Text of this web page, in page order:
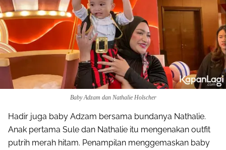
Baby Adzam dan Nathalie Holscher
Hadir juga baby Adzam bersama bundanya Nathalie.
Anak pertama Sule dan Nathalie itu mengenakan outfit
putrih merah hitam. Penampilan menggemaskan baby